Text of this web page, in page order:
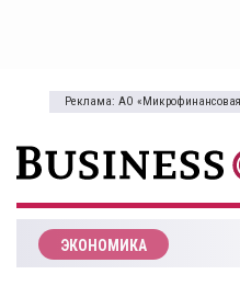
Реклама: АО «Микрофинансовая
ЭКОНОМИКА